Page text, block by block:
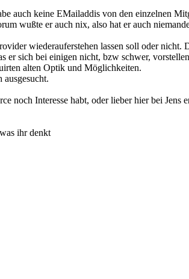
auch keine EMailaddis von den einzelnen
wußte er auch nix, also hat er auch
wiederauferstehen lassen soll oder nicht.
er sich bei einigen nicht, bzw schwer,
alten Optik und Möglichkeiten.
noch Interesse habt, oder lieber hier bei Jens
ihr denkt